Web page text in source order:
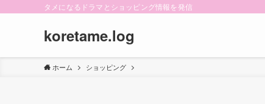
タメになるドラマとショッピング情報を発信
koretame.log
ホーム ショッピング